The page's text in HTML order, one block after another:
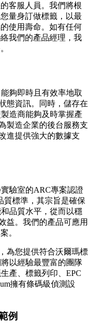
客服人員。我們將根
量身訂做標籤，以最
使用壽命。如有任何
我們的產品經理，我
夠即時且有效率地取
態資訊。同時，儲存在
造商能夠及時掌握產
製造企業的後台服務支
進提供強大的數據支
驗室的ARC專案認證
質標準，其宗旨是確保
品質水平，從而以穩
益。我們的產品可應用
。
為您提供符合沃爾瑪標
以經驗最豐富的團隊
產、標籤列印、EPC
擁有條碼級偵測設
例